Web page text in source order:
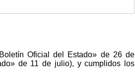
Oficial del Estado» de 26 de
de 11 de julio), y cumplidos los